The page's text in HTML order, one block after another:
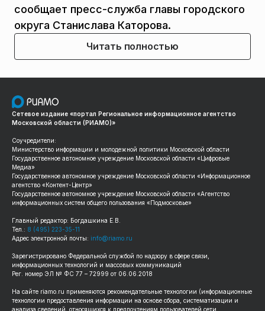
сообщает пресс-служба главы городского
округа Станислава Каторова.
Читать полностью
Сетевое издание «портал Региональное информационное агентство
Московской области (РИАМО)»
Соучредители:
Министерство информации и молодежной политики Московской области
Государственное автономное учреждение Московской области «Цифровые
Медиа»
Государственное автономное учреждение Московской области «Информационное
агентство «Контент-Центр»
Государственное автономное учреждение Московской области «Агентство
информационных систем общего пользования «Подмосковье»
Главный редактор: Богдашкина Е.В.
Тел.: 8 (495) 223-35-11
Адрес электронной почты: info@riamo.ru
Зарегистрировано Федеральной службой по надзору в сфере связи,
информационных технологий и массовых коммуникаций
Рег. номер ЭЛ № ФС 77 – 72999 от 06.06.2018
На сайте riamo.ru применяются рекомендательные технологии (информационные
технологии предоставления информации на основе сбора, систематизации и
анализа сведений, относящихся к предпочтениям пользователей сети